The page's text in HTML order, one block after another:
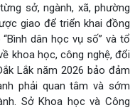
sở, ngành, xã, phường
giao để triển khai đồng
dân học vụ số” và tổ
khoa học, công nghệ, đổi
Lắk năm 2026 bảo đảm
phải quan tâm và sớm
Sở Khoa học và Công